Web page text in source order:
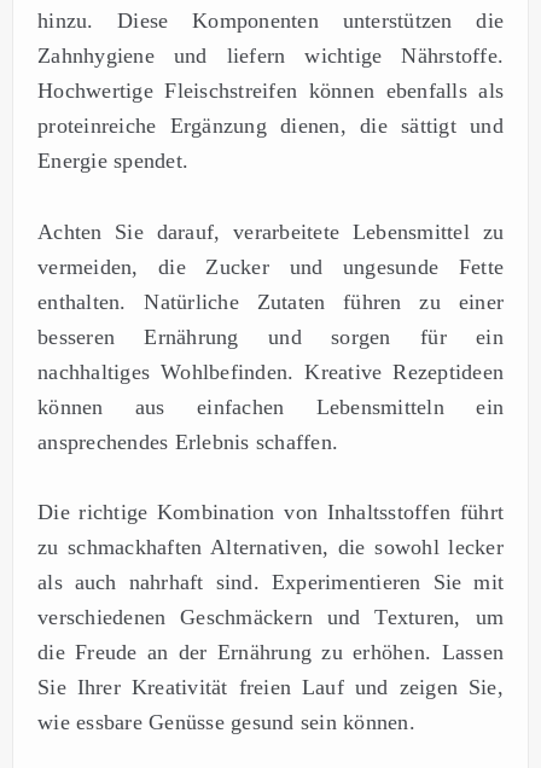
hinzu. Diese Komponenten unterstützen die
Zahnhygiene und liefern wichtige Nährstoffe.
Hochwertige Fleischstreifen können ebenfalls als
proteinreiche Ergänzung dienen, die sättigt und
Energie spendet.
Achten Sie darauf, verarbeitete Lebensmittel zu
vermeiden, die Zucker und ungesunde Fette
enthalten. Natürliche Zutaten führen zu einer
besseren Ernährung und sorgen für ein
nachhaltiges Wohlbefinden. Kreative Rezeptideen
können aus einfachen Lebensmitteln ein
ansprechendes Erlebnis schaffen.
Die richtige Kombination von Inhaltsstoffen führt
zu schmackhaften Alternativen, die sowohl lecker
als auch nahrhaft sind. Experimentieren Sie mit
verschiedenen Geschmäckern und Texturen, um
die Freude an der Ernährung zu erhöhen. Lassen
Sie Ihrer Kreativität freien Lauf und zeigen Sie,
wie essbare Genüsse gesund sein können.